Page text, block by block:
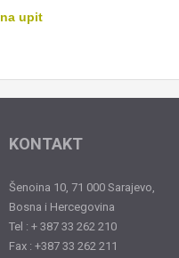
na upit
KONTAKT
Šenoina 10, 71 000 Sarajevo,
Bosna i Hercegovina
Tel : + 387 33 262 210
Fax : +387 33 262 211